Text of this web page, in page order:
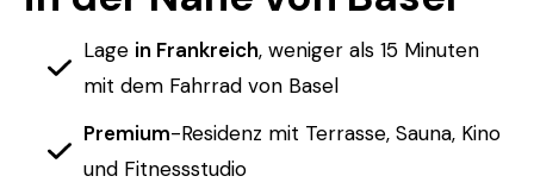
Lage in Frankreich, weniger als 15 Minuten
mit dem Fahrrad von Basel
Premium-Residenz mit Terrasse, Sauna, Kino
und Fitnessstudio